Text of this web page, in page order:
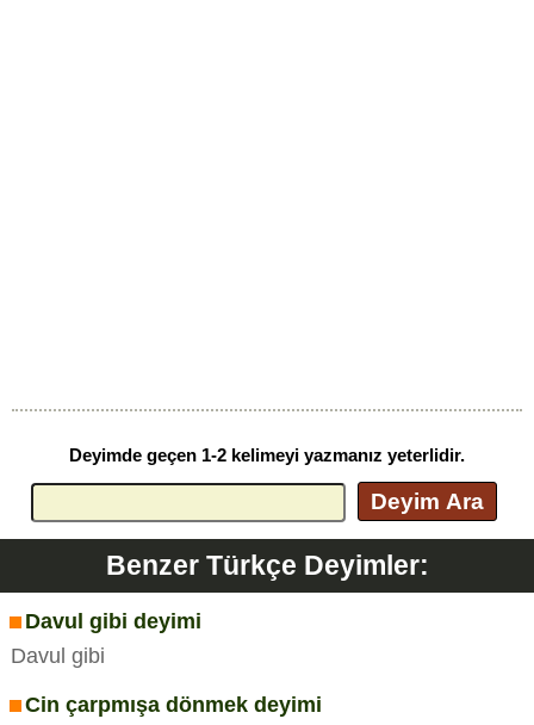
Deyimde geçen 1-2 kelimeyi yazmanız yeterlidir.
Deyim Ara
Benzer Türkçe Deyimler:
Davul gibi deyimi
Davul gibi
Cin çarpmışa dönmek deyimi